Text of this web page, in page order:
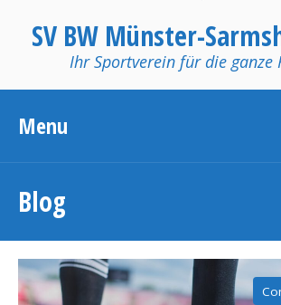
SV BW Münster-
Ihr Sportverein für die ganze
Menu
Blog